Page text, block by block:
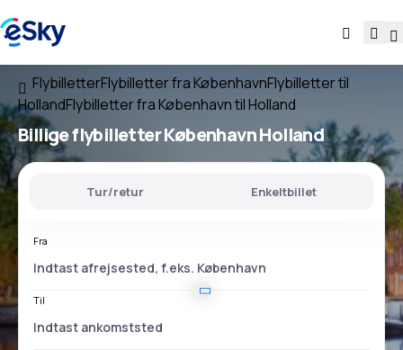
FlybilletterFlybilletter fra KøbenhavnFlybilletter til
HollandFlybilletter fra København til Holland
Billige flybilletter København Holland
Tur/retur Enkeltbillet
Fra
Til